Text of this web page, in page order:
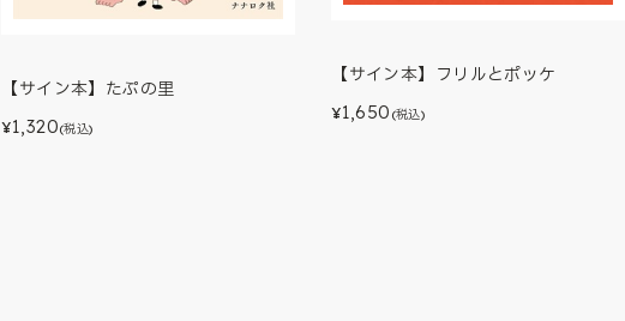
【サイン本】たぷの里
¥1,320(税込)
【サイン本】フリルとポッケ
¥1,650 (税込)